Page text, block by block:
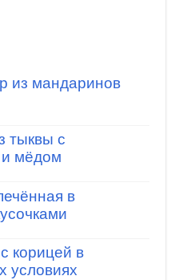
из мандаринов
тыквы с
мёдом
в
корицей в
условиях